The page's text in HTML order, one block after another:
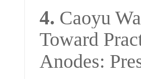
4. Caoyu
Toward
Anodes: